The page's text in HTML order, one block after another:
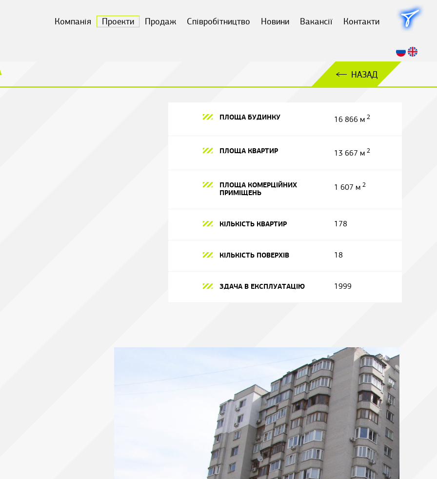
Компанія Проекти Продаж Співробітництво Новини Вакансії Контакти
НАЗАД
ПЛОЩА БУДИНКУ 16 866 м 2
ПЛОЩА КВАРТИР 13 667 м 2
ПЛОЩА КОМЕРЦІЙНИХ
ПРИМІЩЕНЬ
1 607 м 2
КІЛЬКІСТЬ КВАРТИР 178
КІЛЬКІСТЬ ПОВЕРХІВ 18
ЗДАЧА В ЕКСПЛУАТАЦІЮ 1999